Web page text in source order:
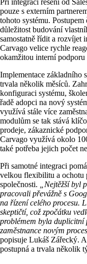
Při integraci řešení od
pouze s externím
tohoto systému.
důležitost budování
samostatně řídit a rozvíjet
Carvago velice rychle
okamžitou interní podporu
Implementace základního
trvala několik měsíců.
konfiguraci systému,
řadě adopci na nový
využívá stále více
modulům se tak stává
prodeje, zákaznické
Carvago využívá okolo
také potřeba jejich počet
Při samotné integraci
velkou flexibilitu a ochotu
společnosti.
„Nejtěžší byl
pracovali převážně s
na řízení celého procesu.
skeptičtí, což zpočátku
problémem byla duplicitní
zaměstnance novým
popisuje Lukáš Zářecký.
postupná a trvala několik